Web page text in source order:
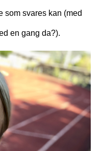
som svares kan (med
en gang da?).